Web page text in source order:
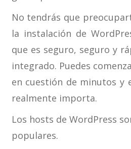
No tendrás que
la instalación de
que es seguro, seguro y
integrado. Puedes
en cuestión de minutos y
realmente importa.
Los hosts de WordPress
populares.